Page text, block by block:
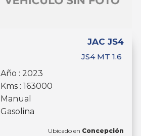
JAC JS4
JS4 MT 1.6
Año : 2023
Kms : 163000
Manual
Gasolina
Ubicado en Concepción